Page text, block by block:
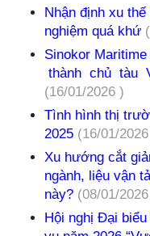
Nhận định xu
nghiệm quá khứ
Sinokor
thành chủ tàu
(16/01/2026 )
Tình hình thị
2025 (16/01/
Xu hướng cắt
ngành, liệu vận
này? (08/01/
Hội nghị Đại